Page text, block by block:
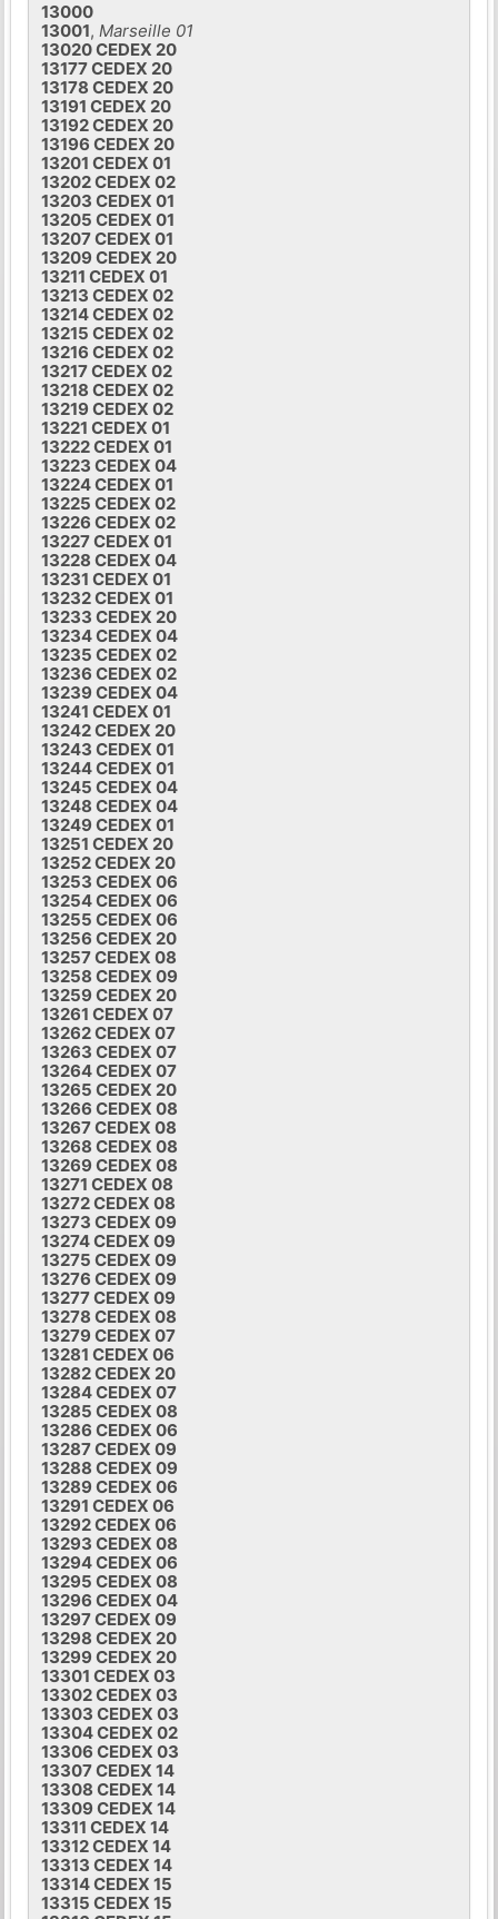
13000
13001,Marseille 01
13020 CEDEX 20
13177 CEDEX 20
13178 CEDEX 20
13191 CEDEX 20
13192 CEDEX 20
13196 CEDEX 20
13201 CEDEX 01
13202 CEDEX 02
13203 CEDEX 01
13205 CEDEX 01
13207 CEDEX 01
13209 CEDEX 20
13211 CEDEX 01
13213 CEDEX 02
13214 CEDEX 02
13215 CEDEX 02
13216 CEDEX 02
13217 CEDEX 02
13218 CEDEX 02
13219 CEDEX 02
13221 CEDEX 01
13222 CEDEX 01
13223 CEDEX 04
13224 CEDEX 01
13225 CEDEX 02
13226 CEDEX 02
13227 CEDEX 01
13228 CEDEX 04
13231 CEDEX 01
13232 CEDEX 01
13233 CEDEX 20
13234 CEDEX 04
13235 CEDEX 02
13236 CEDEX 02
13239 CEDEX 04
13241 CEDEX 01
13242 CEDEX 20
13243 CEDEX 01
13244 CEDEX 01
13245 CEDEX 04
13248 CEDEX 04
13249 CEDEX 01
13251 CEDEX 20
13252 CEDEX 20
13253 CEDEX 06
13254 CEDEX 06
13255 CEDEX 06
13256 CEDEX 20
13257 CEDEX 08
13258 CEDEX 09
13259 CEDEX 20
13261 CEDEX 07
13262 CEDEX 07
13263 CEDEX 07
13264 CEDEX 07
13265 CEDEX 20
13266 CEDEX 08
13267 CEDEX 08
13268 CEDEX 08
13269 CEDEX 08
13271 CEDEX 08
13272 CEDEX 08
13273 CEDEX 09
13274 CEDEX 09
13275 CEDEX 09
13276 CEDEX 09
13277 CEDEX 09
13278 CEDEX 08
13279 CEDEX 07
13281 CEDEX 06
13282 CEDEX 20
13284 CEDEX 07
13285 CEDEX 08
13286 CEDEX 06
13287 CEDEX 09
13288 CEDEX 09
13289 CEDEX 06
13291 CEDEX 06
13292 CEDEX 06
13293 CEDEX 08
13294 CEDEX 06
13295 CEDEX 08
13296 CEDEX 04
13297 CEDEX 09
13298 CEDEX 20
13299 CEDEX 20
13301 CEDEX 03
13302 CEDEX 03
13303 CEDEX 03
13304 CEDEX 02
13306 CEDEX 03
13307 CEDEX 14
13308 CEDEX 14
13309 CEDEX 14
13311 CEDEX 14
13312 CEDEX 14
13313 CEDEX 14
13314 CEDEX 15
13315 CEDEX 15